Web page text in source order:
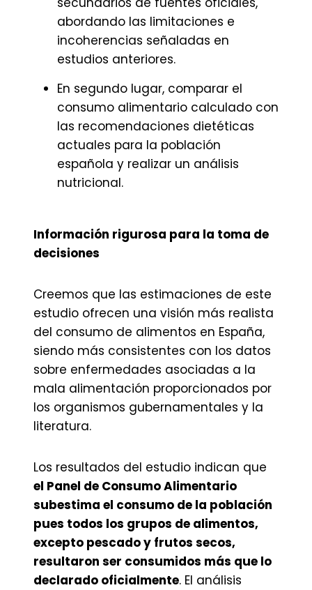
abordando las limitaciones e
incoherencias señaladas en
estudios anteriores.
En segundo lugar, comparar el
consumo alimentario calculado con
las recomendaciones dietéticas
actuales para la población
española y realizar un análisis
nutricional.
Información rigurosa para la toma de
decisiones
Creemos que las estimaciones de este
estudio ofrecen una visión más realista
del consumo de alimentos en España,
siendo más consistentes con los datos
sobre enfermedades asociadas a la
mala alimentación proporcionados por
los organismos gubernamentales y la
literatura.
Los resultados del estudio indican que
el Panel de Consumo Alimentario
subestima el consumo de la población
pues todos los grupos de alimentos,
excepto pescado y frutos secos,
resultaron ser consumidos más que lo
declarado oficialmente. El análisis